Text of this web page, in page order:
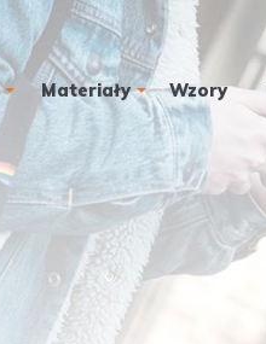
Materiały Wzory